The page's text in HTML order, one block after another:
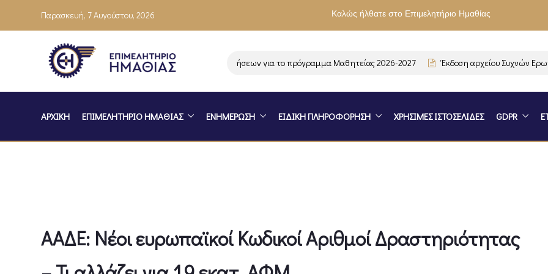
Παρασκευή, 7 Αυγούστου, 2026 Καλώς ήλθατε στο Επιμελητήριο Ημαθίας
Ενημέρωση επιχειρήσεων για το πρόγραμμα Μαθητείας 2026-2027 Έκδοση αρχείου Συχνών
ΑΡΧΙΚΗ ΕΠΙΜΕΛΗΤΗΡΙΟ ΗΜΑΘΙΑΣ ΕΝΗΜΕΡΩΣΗ ΕΙΔΙΚΗ ΠΛΗΡΟΦΟΡΗΣΗ ΧΡΗΣΙΜΕΣ ΙΣΤΟΣΕΛΙΔΕΣ GDPR
ΑΑΔΕ: Νέοι ευρωπαϊκοί Κωδικοί Αριθμοί Δραστηριότητας